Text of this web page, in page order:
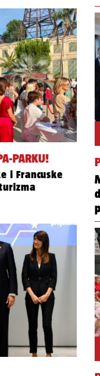
PARKU!
i Francuske